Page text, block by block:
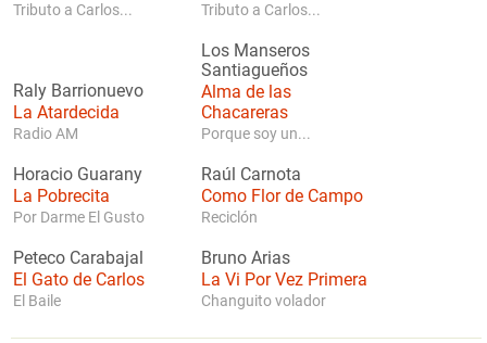
Tributo a Carlos... Tributo a Carlos...
Raly Barrionuevo
La Atardecida
Radio AM
Los Manseros
Santiagueños
Alma de las
Chacareras
Porque soy un...
Horacio Guarany
La Pobrecita
Por Darme El Gusto
Raúl Carnota
Como Flor de Campo
Reciclón
Peteco Carabajal
El Gato de Carlos
El Baile
Bruno Arias
La Vi Por Vez Primera
Changuito volador